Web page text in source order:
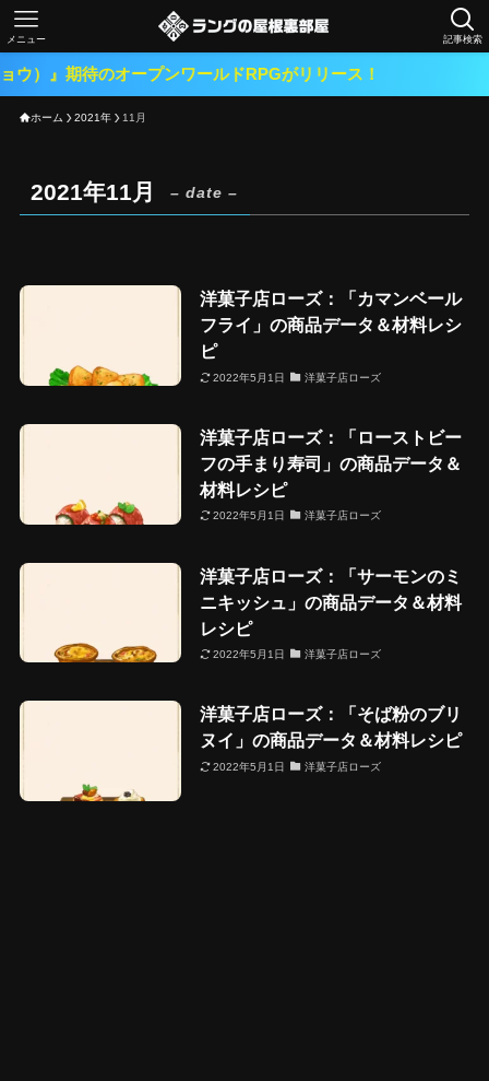
記事検索
メニュー
期待のオープンワールドRPGがリリース！
ホーム 2021年 11月
2021年11月 – date –
洋菓子店ローズ：「カマンベール
フライ」の商品データ＆材料レシ
ピ
2022年5月1日 洋菓子店ローズ
洋菓子店ローズ：「ローストビー
フの手まり寿司」の商品データ＆
材料レシピ
2022年5月1日 洋菓子店ローズ
洋菓子店ローズ：「サーモンのミ
ニキッシュ」の商品データ＆材料
レシピ
2022年5月1日 洋菓子店ローズ
洋菓子店ローズ：「そば粉のブリ
ヌイ」の商品データ＆材料レシピ
2022年5月1日 洋菓子店ローズ